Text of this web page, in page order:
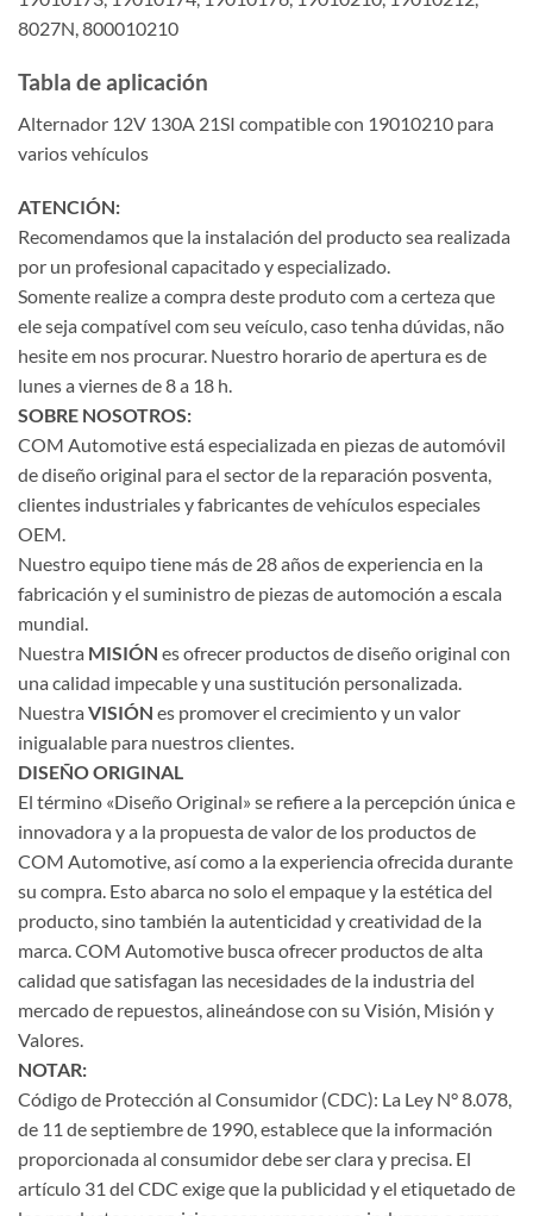
8027N, 800010210
Tabla de aplicación
Alternador 12V 130A 21SI compatible con 19010210 para
varios vehículos
ATENCIÓN:
Recomendamos que la instalación del producto sea realizada
por un profesional capacitado y especializado.
Somente realize a compra deste produto com a certeza que
ele seja compatível com seu veículo, caso tenha dúvidas, não
hesite em nos procurar. Nuestro horario de apertura es de
lunes a viernes de 8 a 18 h.
SOBRE NOSOTROS:
COM Automotive está especializada en piezas de automóvil
de diseño original para el sector de la reparación posventa,
clientes industriales y fabricantes de vehículos especiales
OEM.
Nuestro equipo tiene más de 28 años de experiencia en la
fabricación y el suministro de piezas de automoción a escala
mundial.
Nuestra MISIÓN es ofrecer productos de diseño original con
una calidad impecable y una sustitución personalizada.
Nuestra VISIÓN es promover el crecimiento y un valor
inigualable para nuestros clientes.
DISEÑO ORIGINAL
El término «Diseño Original» se refiere a la percepción única e
innovadora y a la propuesta de valor de los productos de
COM Automotive, así como a la experiencia ofrecida durante
su compra. Esto abarca no solo el empaque y la estética del
producto, sino también la autenticidad y creatividad de la
marca. COM Automotive busca ofrecer productos de alta
calidad que satisfagan las necesidades de la industria del
mercado de repuestos, alineándose con su Visión, Misión y
Valores.
NOTAR:
Código de Protección al Consumidor (CDC): La Ley N° 8.078,
de 11 de septiembre de 1990, establece que la información
proporcionada al consumidor debe ser clara y precisa. El
artículo 31 del CDC exige que la publicidad y el etiquetado de